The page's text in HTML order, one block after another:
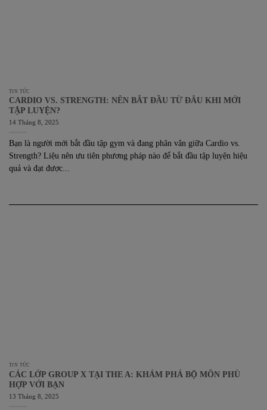
TIN TỨC
CARDIO VS. STRENGTH: NÊN BẮT ĐẦU TỪ ĐÂU KHI MỚI
TẬP LUYỆN?
14 Tháng 8, 2025
Bạn là người mới bắt đầu tập gym và đang phân vân giữa Cardio vs.
Strength? Liệu nên ưu tiên phương pháp nào để bắt đầu tập luyện hiệu
quả và đạt được...
TIN TỨC
CÁC LỚP GROUP X TẠI THE A: KHÁM PHÁ BỘ MÔN PHÙ
HỢP VỚI BẠN
13 Tháng 8, 2025